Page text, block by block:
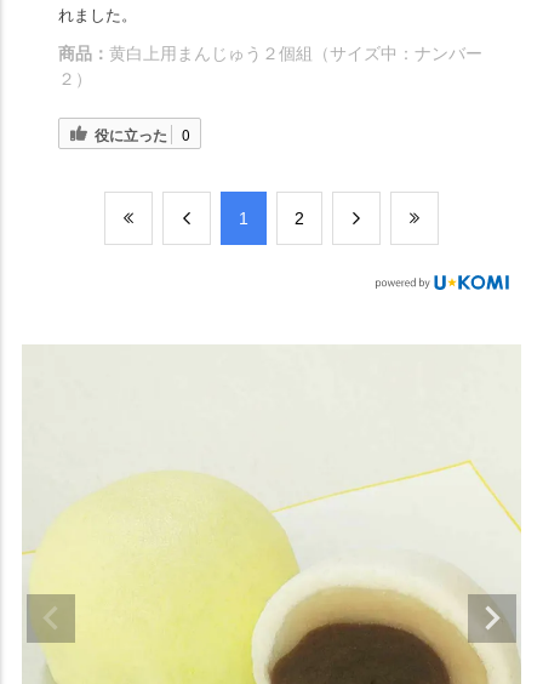
れました。
商品： 黄白上用まんじゅう２個組（サイズ中：ナンバー
２）
役に立った 0
​1 ​2